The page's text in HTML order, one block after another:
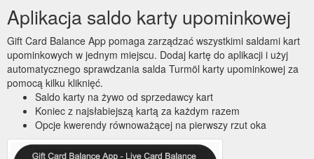
Aplikacja saldo karty upominkowej
Gift Card Balance App pomaga zarządzać wszystkimi saldami kart
upominkowych w jednym miejscu. Dodaj kartę do aplikacji i użyj
automatycznego sprawdzania salda Turmöl karty upominkowej za
pomocą kilku kliknięć.
Saldo karty na żywo od sprzedawcy kart
Koniec z najsłabiejszą kartą za każdym razem
Opcje kwerendy równoważącej na pierwszy rzut oka